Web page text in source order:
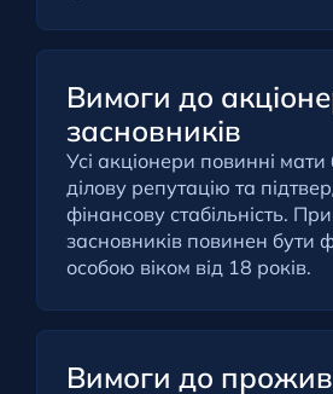
Вимоги до
засновників
Усі акціонери повинні
ділову репутацію та
фінансову стабільність.
засновників повинен бути
особою віком від 18 років.
Вимоги до